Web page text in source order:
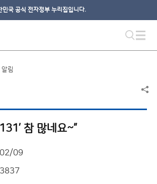
민국 공식 전자정부 누리집입니다.
알림
참 많네요~”
09